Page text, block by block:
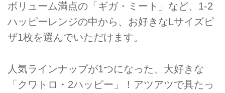
ボリューム満点の「ギガ・ミート」など、1-2
ハッピーレンジの中から、お好きなLサイズピ
ザ1枚を選んでいただけます。
人気ラインナップが1つになった、大好きな
「クワトロ・2ハッピー」！アツアツで具たっ